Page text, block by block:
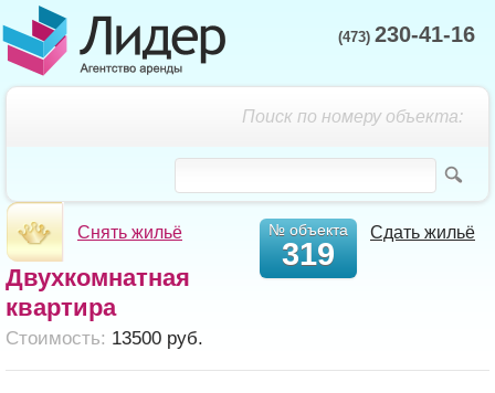
(473) 230-41-16
Поиск по номеру объекта:
Снять жильё Сдать жильё
№ объекта
319
Двухкомнатная
квартира
Cтоимость: 13500 руб.